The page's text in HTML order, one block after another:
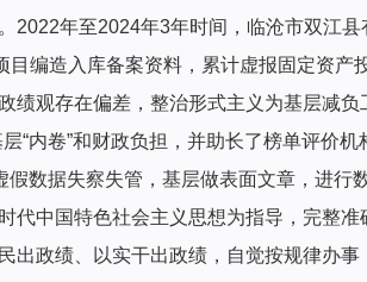
2022年至2024年3年时间，临沧市双江
编造入库备案资料，累计虚报固定资产
绩观存在偏差，整治形式主义为基层减
“内卷”和财政负担，并助长了榜单评价
假数据失察失管，基层做表面文章，进行
代中国特色社会主义思想为指导，完整
出政绩、以实干出政绩，自觉按规律办